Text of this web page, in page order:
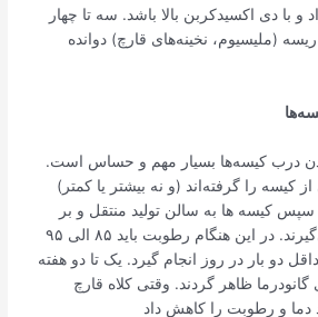
و با دی اکسید­کربن بالا باشد. سه تا چهار
(ملیسیوم، نخینه‌های قارچ) دوانده
­‌ها
درب کیسه‌ها بسیار مهم و حساس است.
کیسه را گرفته‌­اند (و نه بیشتر یا کم­تر)
کیسه ­ها به سالن تولید منتقل و بر
روی قفسه ­ها قرار می‌گیرند. در این هنگام رطوبت باید ۸۵ الی ۹۵
دو بار در روز انجام گیرد. یک تا دو هفته
ظاهر گردند. وقتی کلاه قارچ
دما و رطوبت را کاهش داد